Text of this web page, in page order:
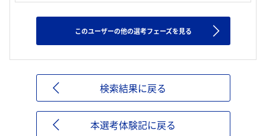
このユーザーの他の選考フェーズを見る
検索結果に戻る
本選考体験記に戻る